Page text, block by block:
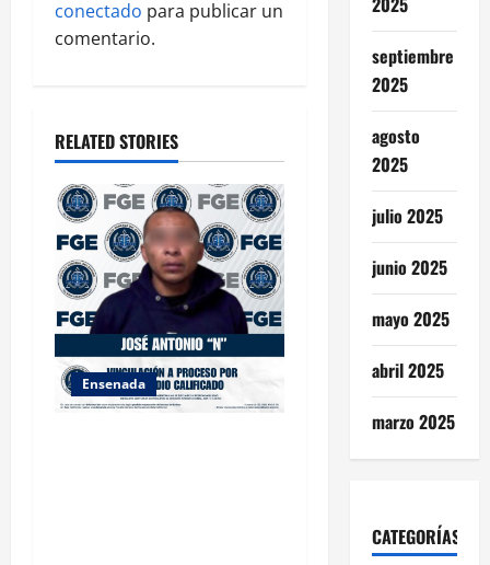
a
i
o
n
conectado para publicar un
comentario.
RELATED STORIES
Ensenada
septiembre
2025
agosto
2025
julio 2025
junio 2025
mayo 2025
abril 2025
marzo 2025
CATEGORÍAS